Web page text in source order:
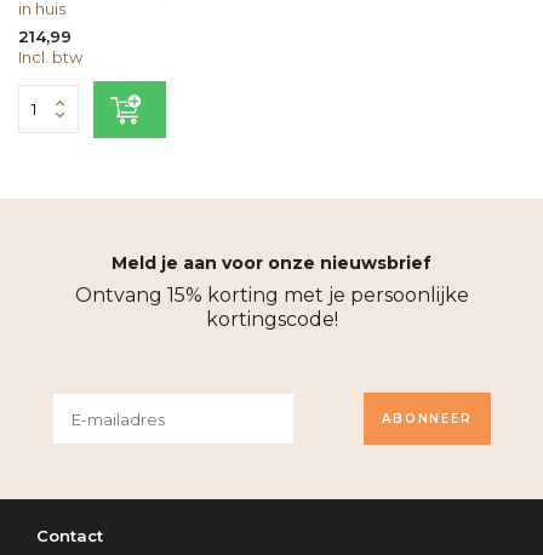
in huis
214,99
Incl. btw
Meld je aan voor onze nieuwsbrief
Ontvang 15% korting met je persoonlijke
kortingscode!
ABONNEER
Contact